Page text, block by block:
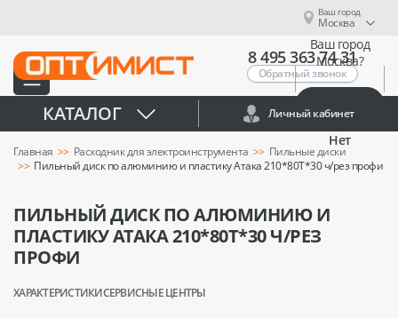
Ваш город
Москва
Ваш город
Москва?
Нет
8 495 363 74 31
Обратный звонок
КАТАЛОГ Личный кабинет
Главная Расходник для электроинструмента
Пильные диски
Пильный диск по алюминию и пластику Атака 210*80T*30 ч/рез профи
ПИЛЬНЫЙ ДИСК ПО АЛЮМИНИЮ И
ПЛАСТИКУ АТАКА 210*80T*30 Ч/РЕЗ
ПРОФИ
ХАРАКТЕРИСТИКИСЕРВИСНЫЕ ЦЕНТРЫ